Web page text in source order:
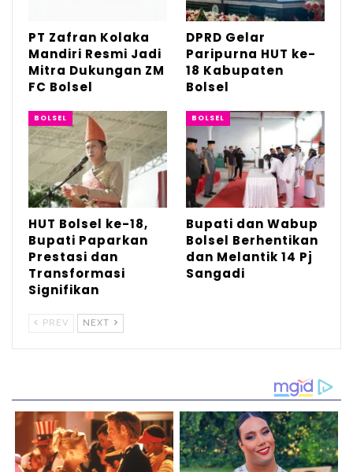
“Kehadiran kami di sini adalah bentuk
dukungan moral sekaligus komitmen
bersama, untuk memulihkan dan menjaga
kelestarian alam di tanah Totabuan.
jaga bersama lintas daerah dan lintas
generasi,” jelas Iskandar.
Bupati juga menegaskan, pentingnya
kolaborasi antar pemerintah daerah dan
seluruh pemangku kepentingan, agar upaya
rehabilitasi lingkungan tidak bersifat
seremonial, melainkan berdampak nyata
sinergi, konsistensi, dan tanggung jawab
bersama agar lingkungan kembali produktif
dan aman bagi masyarakat,” terang Bupati.
(eka korompot)
PT Zafran Kolaka
Mandiri Resmi Jadi
Mitra Dukungan ZM
FC Bolsel
DPRD Gelar
Paripurna HUT ke-
18 Kabupaten
Bolsel
BOLSEL
HUT Bolsel ke-18,
Bupati Paparkan
Prestasi dan
Transformasi
Signifikan
BOLSEL
Bupati dan Wabup
Bolsel Berhentikan
dan Melantik 14 Pj
Sangadi
PREV NEXT